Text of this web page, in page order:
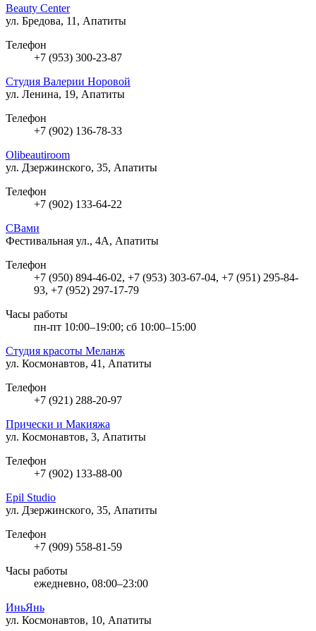
Beauty Center
ул. Бредова, 11, Апатиты
Телефон
+7 (953) 300-23-87
Студия Валерии Норовой
ул. Ленина, 19, Апатиты
Телефон
+7 (902) 136-78-33
Olibeautiroom
ул. Дзержинского, 35, Апатиты
Телефон
+7 (902) 133-64-22
СВами
Фестивальная ул., 4А, Апатиты
Телефон
+7 (950) 894-46-02, +7 (953) 303-67-04, +7 (951) 295-84-
93, +7 (952) 297-17-79
Часы работы
пн-пт 10:00–19:00; сб 10:00–15:00
Студия красоты Меланж
ул. Космонавтов, 41, Апатиты
Телефон
+7 (921) 288-20-97
Прически и Макияжа
ул. Космонавтов, 3, Апатиты
Телефон
+7 (902) 133-88-00
Epil Studio
ул. Дзержинского, 35, Апатиты
Телефон
+7 (909) 558-81-59
Часы работы
ежедневно, 08:00–23:00
ИньЯнь
ул. Космонавтов, 10, Апатиты